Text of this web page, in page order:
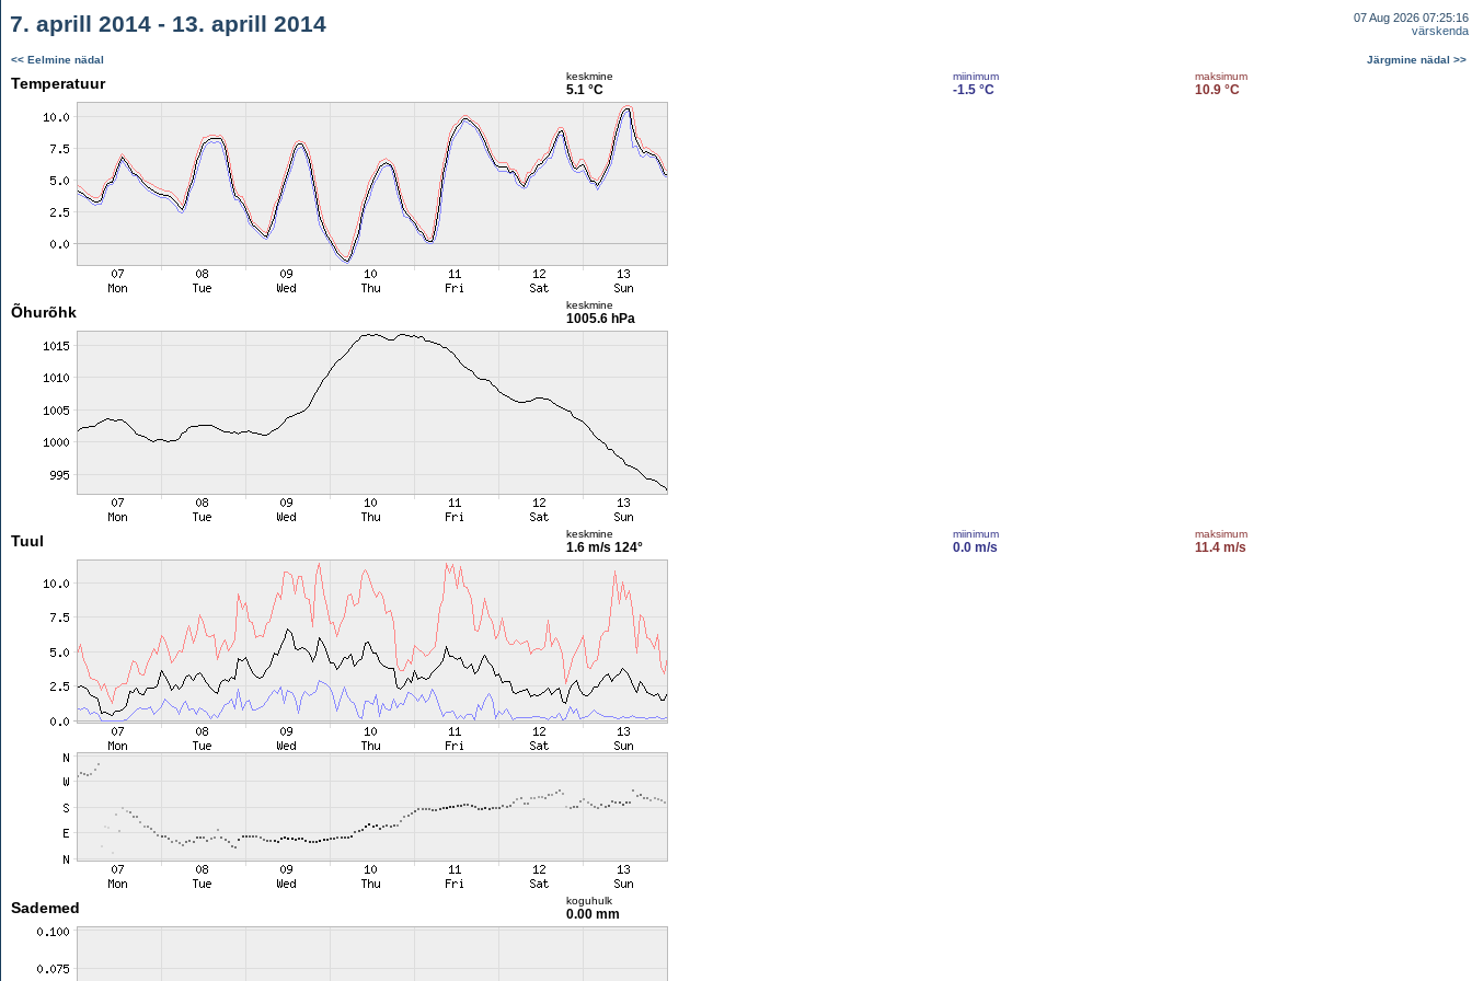
7. aprill 2014 - 13. aprill 2014
07 Aug 2026 07:25:16
värskenda
<< Eelmine nädal Järgmine nädal >>
Temperatuur keskmine
5.1 °C
miinimum
-1.5 °C
maksimum
10.9 °C
Õhurõhk keskmine
1005.6 hPa
Tuul keskmine
1.6 m/s 124°
miinimum
0.0 m/s
maksimum
11.4 m/s
Sademed koguhulk
0.00 mm